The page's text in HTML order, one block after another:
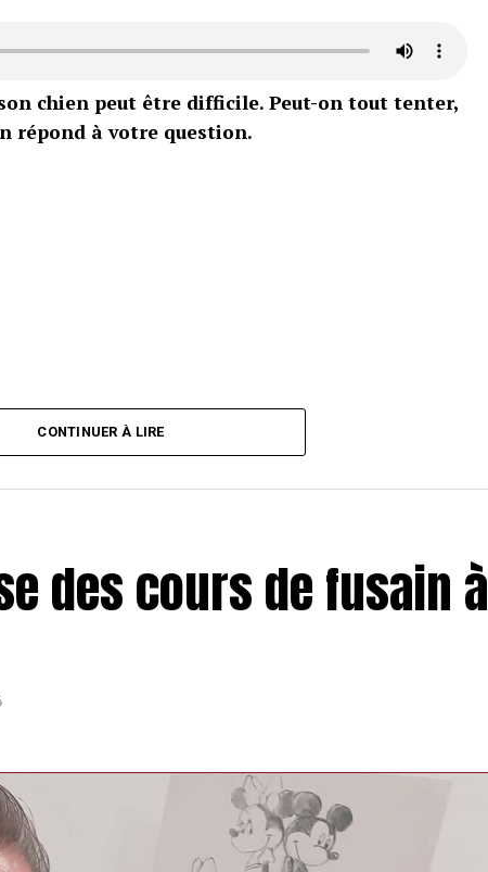
chien peut être difficile. Peut-on tout tenter,
répond à votre question.
CONTINUER À LIRE
des cours de fusain à